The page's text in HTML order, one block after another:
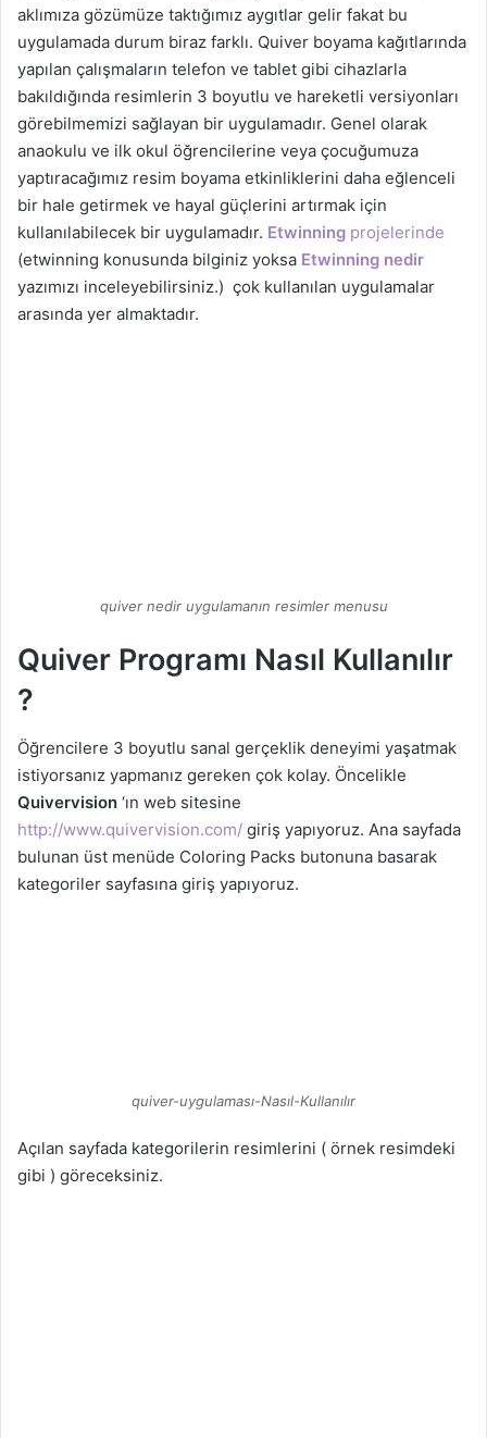
aklımıza gözümüze taktığımız aygıtlar gelir fakat bu
uygulamada durum biraz farklı. Quiver boyama kağıtlarında
yapılan çalışmaların telefon ve tablet gibi cihazlarla
bakıldığında resimlerin 3 boyutlu ve hareketli versiyonları
görebilmemizi sağlayan bir uygulamadır. Genel olarak
anaokulu ve ilk okul öğrencilerine veya çocuğumuza
yaptıracağımız resim boyama etkinliklerini daha eğlenceli
bir hale getirmek ve hayal güçlerini artırmak için
kullanılabilecek bir uygulamadır. Etwinning projelerinde
(etwinning konusunda bilginiz yoksa Etwinning nedir
yazımızı inceleyebilirsiniz.) çok kullanılan uygulamalar
arasında yer almaktadır.
quiver nedir uygulamanın resimler menusu
Quiver Programı Nasıl Kullanılır
?
Öğrencilere 3 boyutlu sanal gerçeklik deneyimi yaşatmak
istiyorsanız yapmanız gereken çok kolay. Öncelikle
Quivervision ‘ın web sitesine
http://www.quivervision.com/ giriş yapıyoruz. Ana sayfada
bulunan üst menüde Coloring Packs butonuna basarak
kategoriler sayfasına giriş yapıyoruz.
quiver-uygulaması-Nasıl-Kullanılır
Açılan sayfada kategorilerin resimlerini ( örnek resimdeki
gibi ) göreceksiniz.